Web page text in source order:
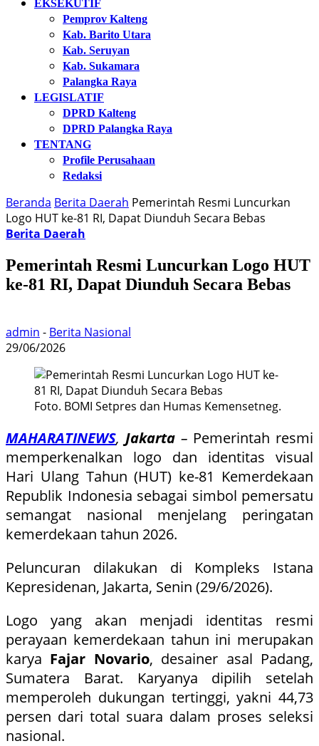
EKSEKUTIF
Pemprov Kalteng
Kab. Barito Utara
Kab. Seruyan
Kab. Sukamara
Palangka Raya
LEGISLATIF
DPRD Kalteng
DPRD Palangka Raya
TENTANG
Profile Perusahaan
Redaksi
Beranda Berita Daerah Pemerintah Resmi Luncurkan
Logo HUT ke-81 RI, Dapat Diunduh Secara Bebas
Berita Daerah
Pemerintah Resmi Luncurkan Logo HUT
ke-81 RI, Dapat Diunduh Secara Bebas
admin - Berita Nasional
29/06/2026
Foto. BOMI Setpres dan Humas Kemensetneg.
MAHARATINEWS, Jakarta– Pemerintah resmi
memperkenalkan logo dan identitas visual
Hari Ulang Tahun (HUT) ke-81 Kemerdekaan
Republik Indonesia sebagai simbol pemersatu
semangat nasional menjelang peringatan
kemerdekaan tahun 2026.
Peluncuran dilakukan di Kompleks Istana
Kepresidenan, Jakarta, Senin (29/6/2026).
Logo yang akan menjadi identitas resmi
perayaan kemerdekaan tahun ini merupakan
karya Fajar Novario, desainer asal Padang,
Sumatera Barat. Karyanya dipilih setelah
memperoleh dukungan tertinggi, yakni 44,73
persen dari total suara dalam proses seleksi
nasional.